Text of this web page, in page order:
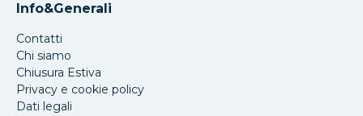
Info&Generali
Contatti
Chi siamo
Chiusura Estiva
Privacy e cookie policy
Dati legali